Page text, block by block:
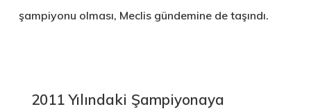
şampiyonu olması, Meclis gündemine de taşındı.
2011 Yılındaki Şampiyonaya